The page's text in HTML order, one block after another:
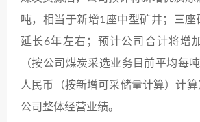
吨，相当于新增1座中型矿井；三座
延长6年左右；预计公司合计将增
（按公司煤炭采选业务目前平均每
人民币（按新增可采储量计算）计
公司整体经营业绩。